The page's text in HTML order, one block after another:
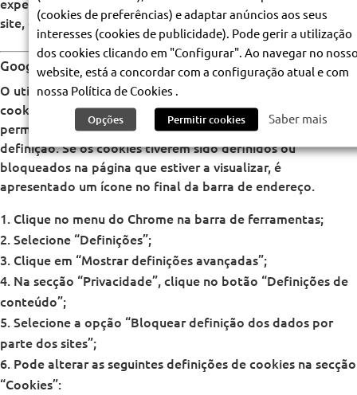
site, ou o funcionamento de serviços prestados on-line.
Google Chrome
O utilizador tem controlo total sobre as permissões de
cookies no Google Chrome. Por pré-definição, são
permitidos todos os cookies, mas pode ajustar esta
definição. Se os cookies tiverem sido definidos ou
bloqueados na página que estiver a visualizar, é
apresentado um ícone no final da barra de endereço.
Clique no menu do Chrome na barra de ferramentas;
Selecione “Definições”;
Clique em “Mostrar definições avançadas”;
Na secção “Privacidade”, clique no botão “Definições de
conteúdo”;
Selecione a opção “Bloquear definição dos dados por
parte dos sites”;
Pode alterar as seguintes definições de cookies na secção
“Cookies”:
(cookies de preferências) e adaptar anúncios aos seus
interesses (cookies de publicidade). Pode gerir a utilização
dos cookies clicando em "Configurar". Ao navegar no
website, está a concordar com a configuração atual e com
nossa Política de Cookies .
Opções Permitir cookies Saber mais